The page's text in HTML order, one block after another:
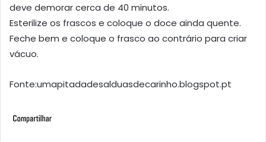
deve demorar cerca de 40 minutos.
Esterilize os frascos e coloque o doce ainda quente.
Feche bem e coloque o frasco ao contrário para criar
vácuo.
Fonte:umapitadadesalduasdecarinho.blogspot.pt